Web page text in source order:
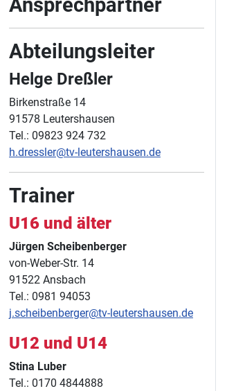
Ansprechpartner
Abteilungsleiter
Helge Dreßler
Birkenstraße 14
91578 Leutershausen
Tel.: 09823 924 732
h.dressler@tv-leutershausen.de
Trainer
U16 und älter
Jürgen Scheibenberger
von-Weber-Str. 14
91522 Ansbach
Tel.: 0981 94053
j.scheibenberger@tv-leutershausen.de
U12 und U14
Stina Luber
Tel.: 0170 4844888